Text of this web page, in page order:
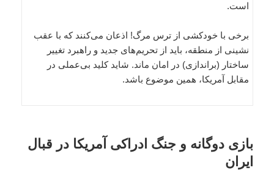
است.
برخی با خودکشی از ترس مرگ! اذعان می‌کنند که با عقب
نشینی از منطقه، باید از تحریم‌های جدید و راهبرد تغییر
ساختار (براندازی) در امان ماند. شاید کلید بی‌عملی در
مقابل آمریکا، همین موضوع باشد.
بازی دوگانه و جنگ ادراکی آمریکا در قبال
ایران